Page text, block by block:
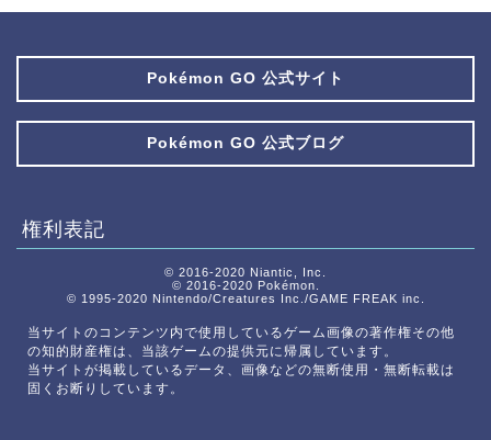
Pokémon GO 公式サイト
Pokémon GO 公式ブログ
権利表記
© 2016-2020 Niantic, Inc.
© 2016-2020 Pokémon.
© 1995-2020 Nintendo/Creatures Inc./GAME FREAK inc.
当サイトのコンテンツ内で使用しているゲーム画像の著作権その他
の知的財産権は、当該ゲームの提供元に帰属しています。
当サイトが掲載しているデータ、画像などの無断使用・無断転載は
固くお断りしています。